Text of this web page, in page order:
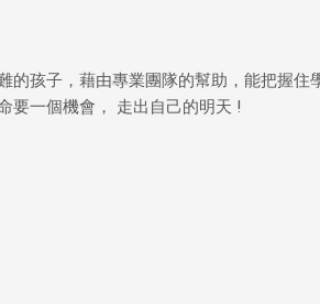
的孩子，藉由專業團隊的幫助，能把握住
要一個機會， 走出自己的明天 !